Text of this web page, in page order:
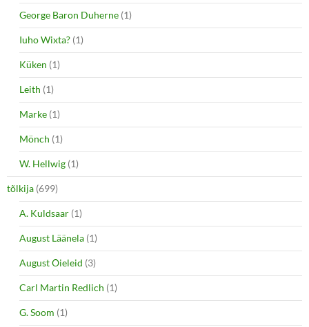
George Baron Duherne (1)
Iuho Wixta? (1)
Küken (1)
Leith (1)
Marke (1)
Mönch (1)
W. Hellwig (1)
tõlkija (699)
A. Kuldsaar (1)
August Läänela (1)
August Õieleid (3)
Carl Martin Redlich (1)
G. Soom (1)